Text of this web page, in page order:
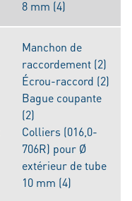
8 mm (4)
Manchon de
raccordement (2)
Écrou-raccord (2)
Bague coupante
(2)
Colliers (016,0-
706R) pour Ø
extérieur de tube
10 mm (4)